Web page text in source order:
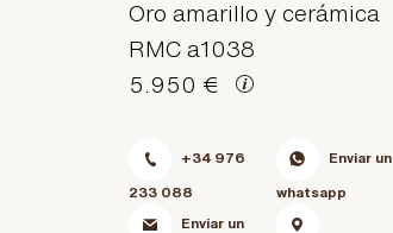
Oro amarillo y cerámica
RMC a1038
5.950 €
+34 976
233 088
Enviar un
whatsapp
Enviar un